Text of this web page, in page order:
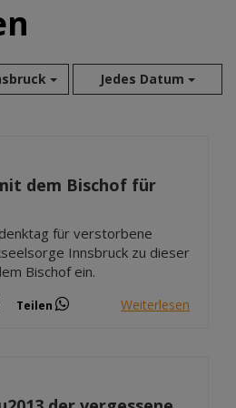
Jedes Datum
Jun 2026
Apr 2026
Mär 2026
Jan 2026
Sep 2025
dem Bischof für
für verstorbene
Innsbruck zu dieser
Bischof ein.
Teilen Weiterlesen